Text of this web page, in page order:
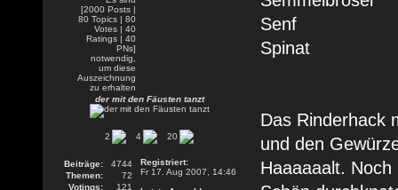
der mit den Fäusten tanzt
2 4 20
Beiträge:
4744
Themen:
72
Votings:
121
Registriert:
Fr 17. Aug 2007, 14:46
Senf
Spinat
Das Rinderhack
und den
Haaaaaalt.